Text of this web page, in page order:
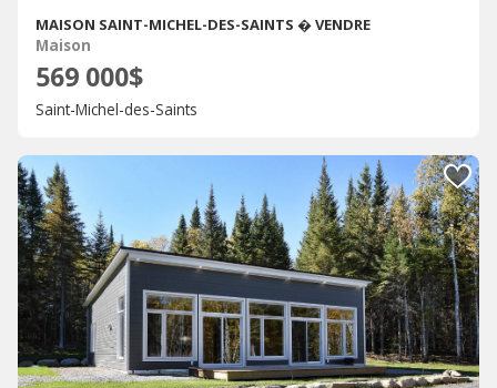
MAISON SAINT-MICHEL-DES-SAINTS � VENDRE
Maison
569 000$
Saint-Michel-des-Saints